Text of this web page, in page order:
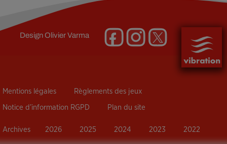
DesignOlivier Varma
Mentions légales Règlements des jeux
Notice d’information RGPD Plan du site
Archives 2026 2025 2024 2023 2022